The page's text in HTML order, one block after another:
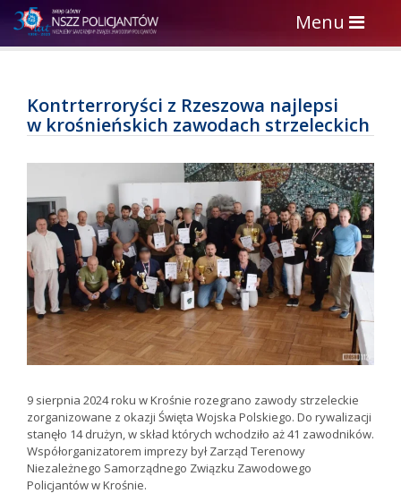
Toggle
navigation
Menu
Kontrterroryści z Rzeszowa najlepsi
w krośnieńskich zawodach strzeleckich
9 sierpnia 2024 roku w Krośnie rozegrano zawody strzeleckie
zorganizowane z okazji Święta Wojska Polskiego. Do rywalizacji
stanęło 14 drużyn, w skład których wchodziło aż 41 zawodników.
Współorganizatorem imprezy był Zarząd Terenowy
Niezależnego Samorządnego Związku Zawodowego
Policjantów w Krośnie.